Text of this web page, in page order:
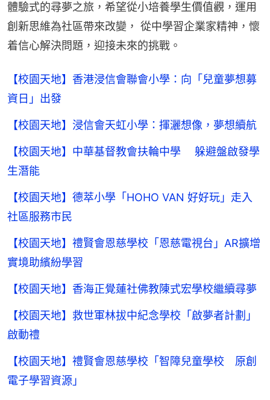
體驗式的尋夢之旅，希望從小培養學生價值觀，運用
創新思維為社區帶來改變， 從中學習企業家精神，懷
着信心解決問題，迎接未來的挑戰。
【校園天地】香港浸信會聯會小學：向「兒童夢想募
資日」出發
【校園天地】浸信會天虹小學：揮灑想像，夢想續航
【校園天地】中華基督教會扶輪中學 躲避盤啟發學
生潛能
【校園天地】德萃小學「HOHO VAN 好好玩」走入
社區服務市民
【校園天地】禮賢會恩慈學校「恩慈電視台」AR擴增
實境助繽紛學習
【校園天地】香海正覺蓮社佛教陳式宏學校繼續尋夢
【校園天地】救世軍林拔中紀念學校「啟夢者計劃」
啟動禮
【校園天地】禮賢會恩慈學校「智障兒童學校 原創
電子學習資源」